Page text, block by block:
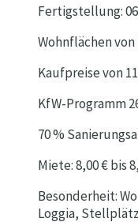
Fertigstellung:
Wohnflächen von
Kaufpreise von
KfW-Programm
70 %
Miete: 8,00 € bis
Besonderheit:
Loggia,